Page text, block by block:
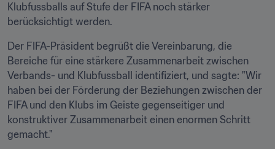
Klubfussballs auf Stufe der FIFA noch stärker
berücksichtigt werden.
Der FIFA-Präsident begrüßt die Vereinbarung, die
Bereiche für eine stärkere Zusammenarbeit zwischen
Verbands- und Klubfussball identifiziert, und sagte: "Wir
haben bei der Förderung der Beziehungen zwischen der
FIFA und den Klubs im Geiste gegenseitiger und
konstruktiver Zusammenarbeit einen enormen Schritt
gemacht."